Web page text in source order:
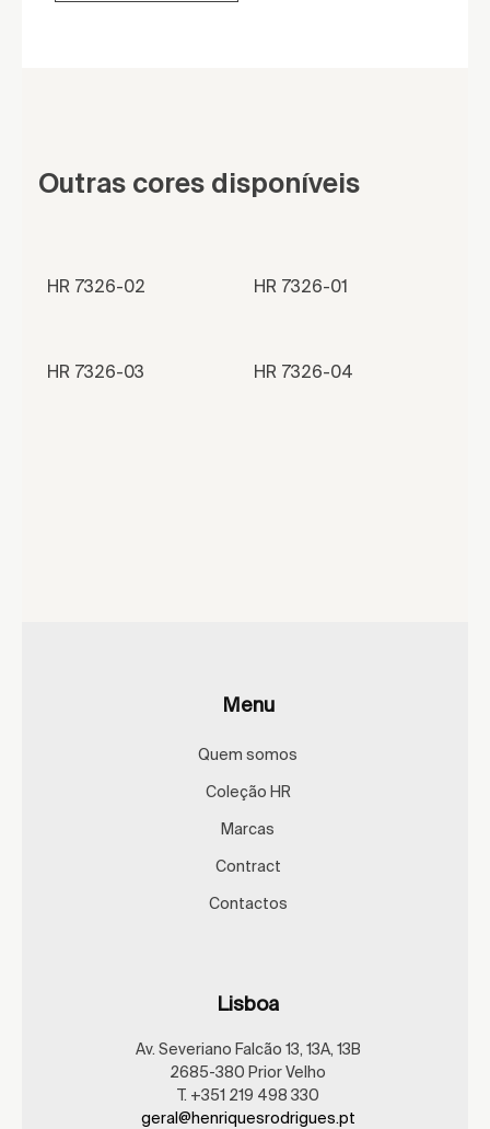
Outras cores disponíveis
HR 7326-02 HR 7326-01
HR 7326-03 HR 7326-04
Menu
Quem somos
Coleção HR
Marcas
Contract
Contactos
Lisboa
Av. Severiano Falcão 13, 13A, 13B
2685-380 Prior Velho
T. +351 219 498 330
geral@henriquesrodrigues.pt